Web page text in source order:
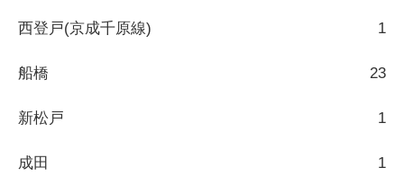
西登戸(京成千原線) 1
船橋 23
新松戸 1
成田 1